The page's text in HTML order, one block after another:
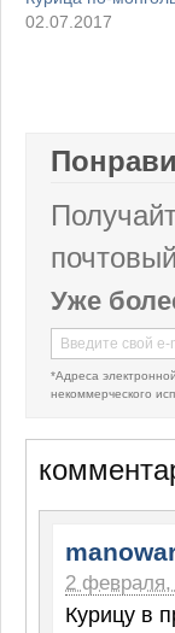
02.07.2017
Уже
*Адреса
некоммерческого
2 февраля,
Курицу в